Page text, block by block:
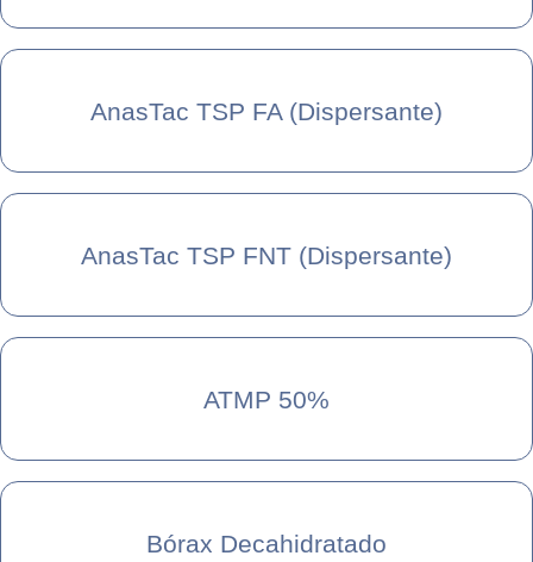
AnasTac TSP FA (Dispersante)
AnasTac TSP FNT (Dispersante)
ATMP 50%
Bórax Decahidratado